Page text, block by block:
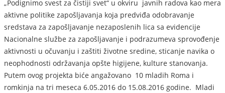
„Podignimo svest za čistiji svet“ u okviru javnih radova kao mera
aktivne politike zapošljavanja koja predviđa odobravanje
sredstava za zapošljavanje nezaposlenih lica sa evidencije
Nacionalne službe za zapošljavanje i podrazumeva sprovođenje
aktivnosti u očuvanju i zaštiti životne sredine, sticanje navika o
neophodnosti održavanja opšte higijene, kulture stanovanja.
Putem ovog projekta biće angažovano 10 mladih Roma i
romkinja na tri meseca 6.05.2016 do 15.08.2016 godine. Mladi